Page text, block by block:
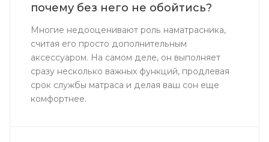
почему без него не обойтись?
Многие недооценивают роль наматрасника,
считая его просто дополнительным
аксессуаром. На самом деле, он выполняет
сразу несколько важных функций, продлевая
срок службы матраса и делая ваш сон еще
комфортнее.